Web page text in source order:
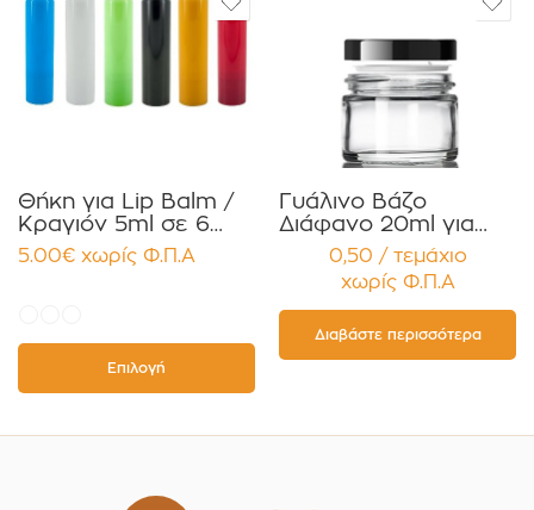
Θήκη για Lip Balm /
Κραγιόν 5ml σε 6
χρώματα Πακέτο
10τεμ.
5.00€ χωρίς Φ.Π.Α
Επιλογή
Γυάλινο Βάζο
Διάφανο 20ml για
Κρέμες και
Κηραλοιφές με
Μαύρο Γυαλιστερό
Καπάκι Παρέμβυσμα
Συσκευασία 12
τεμαχίων
0,50 / τεμάχιο
χωρίς Φ.Π.Α
Διαβάστε περισσότερα